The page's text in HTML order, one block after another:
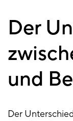
Der
und
Der